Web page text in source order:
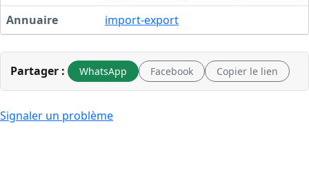
Annuaire
import-export
Partager : WhatsApp Facebook Copier le lien
Signaler un problème